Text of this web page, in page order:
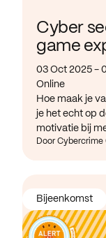
Cyber
game
03 Oct 2025 -
Online
Hoe maak je
je het echt op
motivatie bij
Door Cybercrime
Bijeenkomst